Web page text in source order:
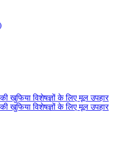
खुफिया विशेषज्ञों के लिए मूल उपहार
खुफिया विशेषज्ञों के लिए मूल उपहार